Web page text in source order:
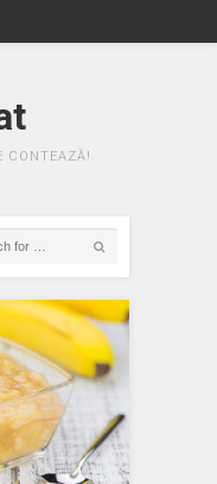
CONTEAZĂ!